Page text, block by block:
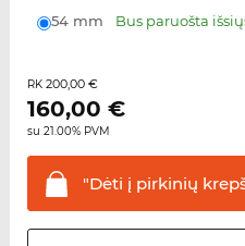
54 mm Bus paruošta
RK 200,00 €
160,00 €
su 21.00% PVM
"Dėti į pirkinių